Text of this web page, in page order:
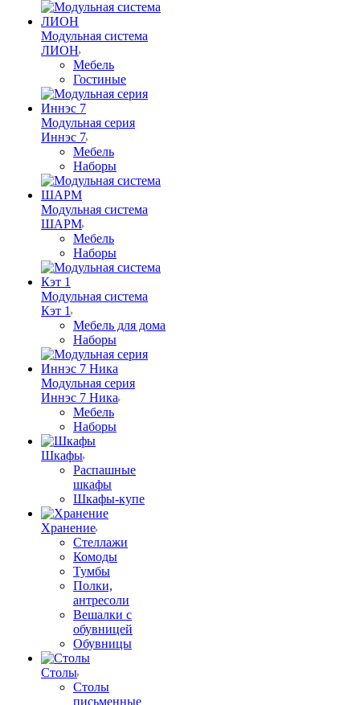
Модульная система
ЛИОН
Мебель
Гостиные
Модульная серия
Иннэс 7
Мебель
Наборы
Модульная система
ШАРМ
Мебель
Наборы
Модульная система
Кэт 1
Мебель для дома
Наборы
Модульная серия
Иннэс 7 Ника
Мебель
Наборы
Шкафы
Распашные
шкафы
Шкафы-купе
Хранение
Стеллажи
Комоды
Тумбы
Полки,
антресоли
Вешалки с
обувницей
Обувницы
Столы
Столы
письменные